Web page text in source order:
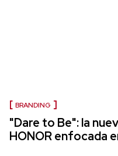
BRANDING
"Dare to Be": la
HONOR enfocada